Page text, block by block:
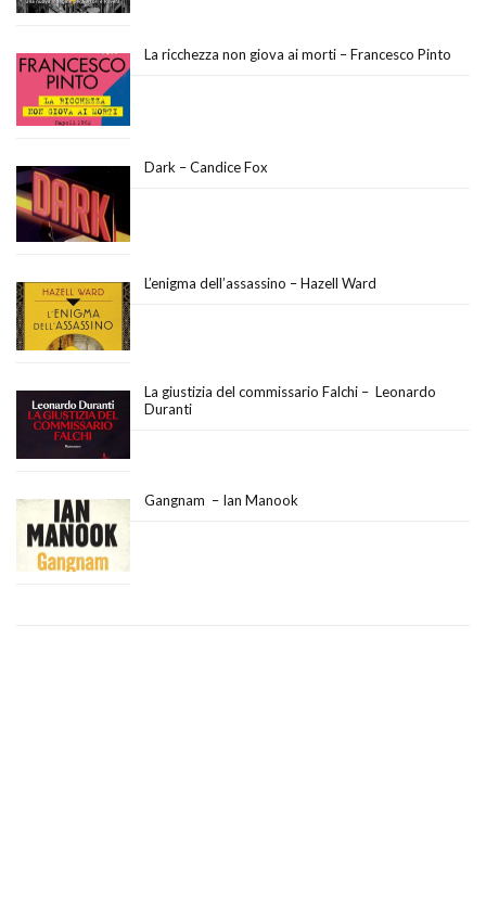
La ricchezza non giova ai morti – Francesco Pinto
Dark – Candice Fox
L’enigma dell’assassino – Hazell Ward
La giustizia del commissario Falchi – Leonardo
Duranti
Gangnam – Ian Manook